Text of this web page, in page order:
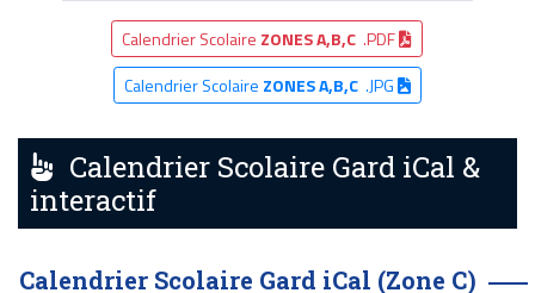
Calendrier Scolaire ZONES A,B,C .PDF
Calendrier Scolaire ZONES A,B,C.JPG
Calendrier Scolaire Gard iCal &
interactif
Calendrier Scolaire Gard iCal (Zone C)